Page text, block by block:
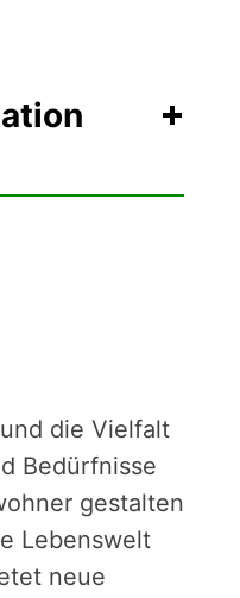
die Vielfalt
Bedürfnisse
gestalten
Lebenswelt
neue